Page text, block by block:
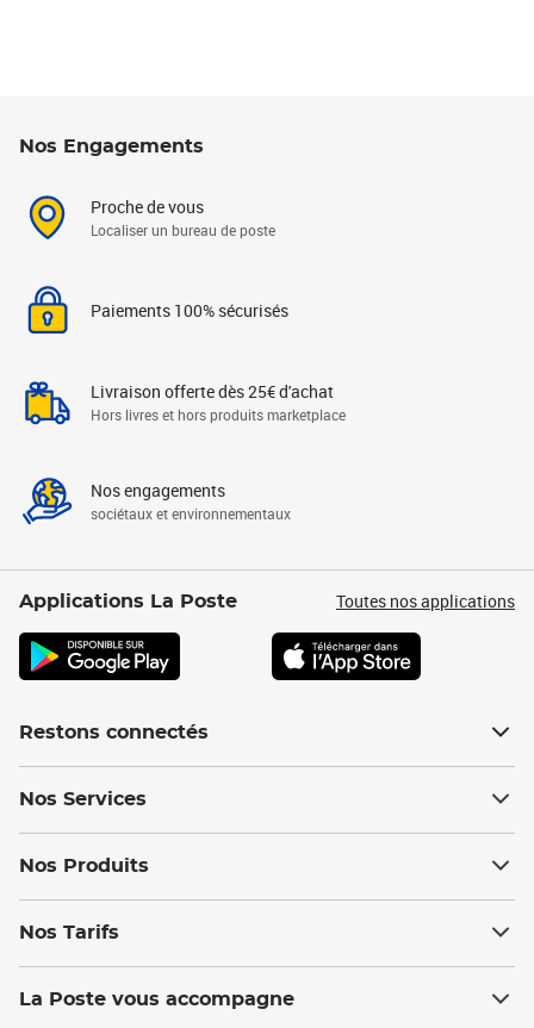
Nos Engagements
Proche de vous
Localiser un bureau de poste
Paiements 100% sécurisés
Livraison offerte dès 25€ d'achat
Hors livres et hors produits marketplace
Nos engagements
sociétaux et environnementaux
Applications La Poste Toutes nos applications
Restons connectés
Nos Services
Nos Produits
Nos Tarifs
La Poste vous accompagne